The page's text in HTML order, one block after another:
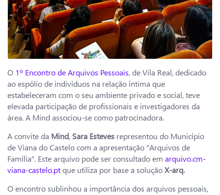
O 1º Encontro de Arquivos Pessoais, de Vila Real, dedicado
ao espólio de indivíduos na relação íntima que
estabeleceram com o seu ambiente privado e social, teve
elevada participação de profissionais e investigadores da
área. A Mind associou-se como patrocinadora.
A convite da Mind, Sara Esteves representou do Município
de Viana do Castelo com a apresentação "Arquivos de
Família". Este arquivo pode ser consultado em arquivo.cm-
viana-castelo.ptque utiliza por base a soluçãoX-arq.
O encontro sublinhou a importância dos arquivos pessoais,